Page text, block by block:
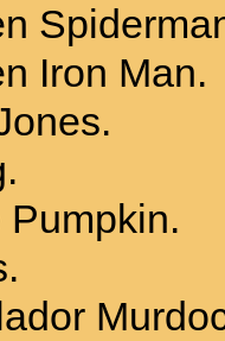
Iron Man.